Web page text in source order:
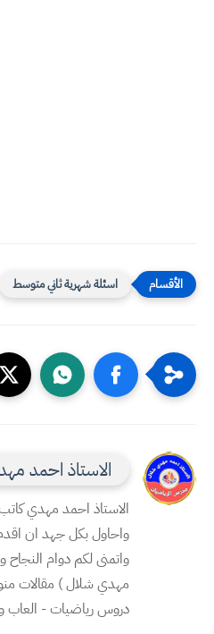
اسئلة شهرية ثاني متوسط
الاستاذ احمد
الاستاذ احمد مهدي
واحاول بكل جهد ان
واتمنى لكم دوام
مهدي شلال ) مقالات
دروس رياضيات - العاب